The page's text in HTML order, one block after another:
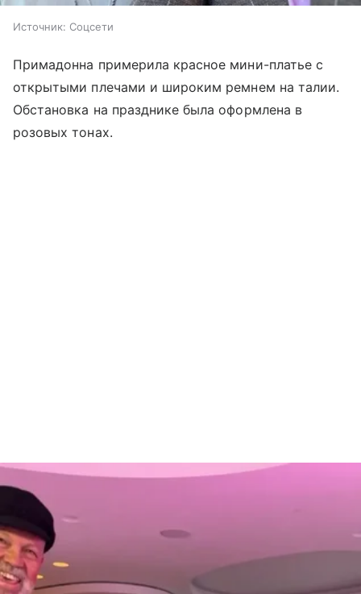
Источник: Соцсети
Примадонна примерила красное мини-платье с
открытыми плечами и широким ремнем на талии.
Обстановка на празднике была оформлена в
розовых тонах.